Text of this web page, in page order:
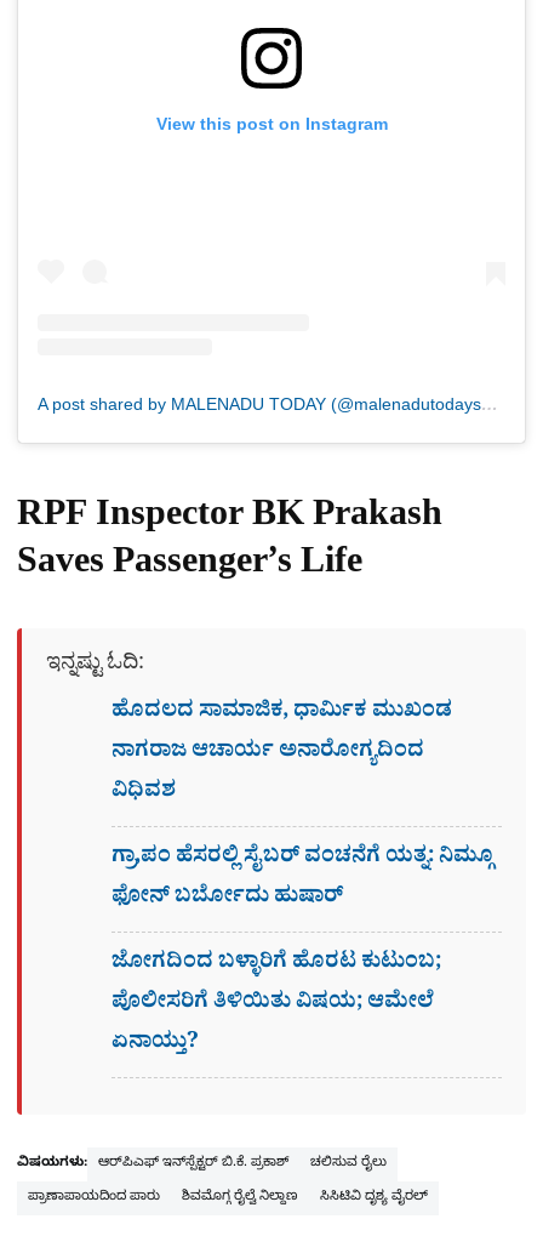
View this post on Instagram
A post shared by MALENADU TODAY (@malenadutodaysmg)
RPF Inspector BK Prakash
Saves Passenger’s Life
ಇನ್ನಷ್ಟು ಓದಿ:
ಹೊದಲದ ಸಾಮಾಜಿಕ, ಧಾರ್ಮಿಕ ಮುಖಂಡ
ನಾಗರಾಜ ಆಚಾರ್ಯ ಅನಾರೋಗ್ಯದಿಂದ
ವಿಧಿವಶ
ಗ್ರಾ,ಪಂ ಹೆಸರಲ್ಲಿ ಸೈಬ‌ರ್ ವಂಚನೆಗೆ ಯತ್ನ: ನಿಮ್ಗೂ
ಫೋನ್​ ಬರ್ಬೋದು ಹುಷಾರ್​​
ಜೋಗದಿಂದ ಬಳ್ಳಾರಿಗೆ ಹೊರಟ ಕುಟುಂಬ;
ಪೊಲೀಸರಿಗೆ ತಿಳಿಯಿತು ವಿಷಯ; ಆಮೇಲೆ
ಏನಾಯ್ತು?
ವಿಷಯಗಳು: ಆರ್‌ಪಿಎಫ್ ಇನ್‌ಸ್ಪೆಕ್ಟರ್ ಬಿ.ಕೆ. ಪ್ರಕಾಶ್
ಚಲಿಸುವ ರೈಲು
ಪ್ರಾಣಾಪಾಯದಿಂದ ಪಾರು
ಶಿವಮೊಗ್ಗ ರೈಲ್ವೆ ನಿಲ್ದಾಣ ಸಿಸಿಟಿವಿ ದೃಶ್ಯ ವೈರಲ್